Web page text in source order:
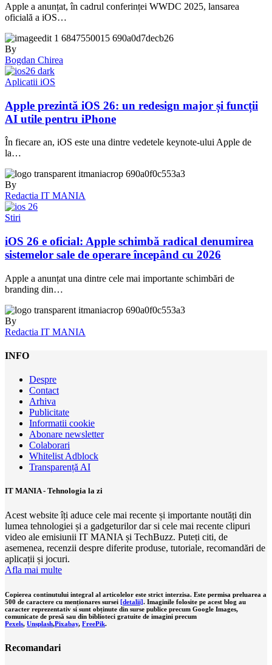
Apple a anunțat, în cadrul conferinței WWDC 2025, lansarea
oficială a iOS…
By
Bogdan Chirea
Aplicatii iOS
Apple prezintă iOS 26: un redesign major și funcții
AI utile pentru iPhone
În fiecare an, iOS este una dintre vedetele keynote-ului Apple de
la…
By
Redactia IT MANIA
Stiri
iOS 26 e oficial: Apple schimbă radical denumirea
sistemelor sale de operare începând cu 2026
Apple a anunțat una dintre cele mai importante schimbări de
branding din…
By
Redactia IT MANIA
INFO
Despre
Contact
Arhiva
Publicitate
Informatii cookie
Abonare newsletter
Colaborari
Whitelist Adblock
Transparență AI
IT MANIA - Tehnologia la zi
Acest website îți aduce cele mai recente și importante noutăți din
lumea tehnologiei și a gadgeturilor dar si cele mai recente clipuri
video ale emisiunii IT MANIA și TechBuzz. Puteți citi, de
asemenea, recenzii despre diferite produse, tutoriale, recomandări de
aplicații și jocuri.
Afla mai multe
Copierea continutului integral al articolelor este strict interzisa. Este permisa preluarea a
500 de caractere cu menționares sursei [detalii]. Imaginile folosite pe acest blog au
caracter reprezentativ si sunt obținute din surse publice precum Google Images,
comunicate de presă sau din biblioteci gratuite de imagini precum
Pexels, Unsplash,Pixabay, FreePik.
Recomandari